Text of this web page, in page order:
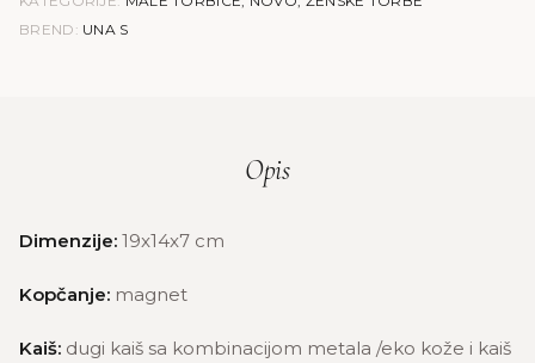
BREND: UNA S
Opis
Dimenzije: 19x14x7 cm
Kopčanje: magnet
Kaiš: dugi kaiš sa kombinacijom metala /eko kože i kaiš